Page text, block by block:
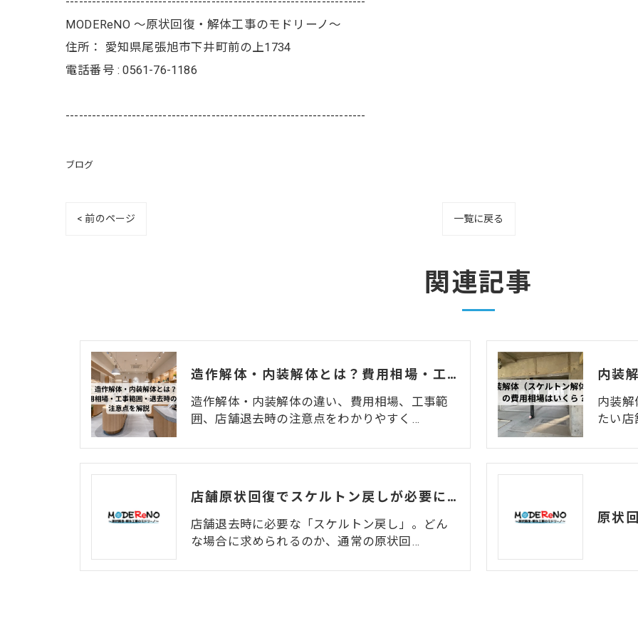
MODEReNO ～原状回復・解体工事のモドリーノ～
住所： 愛知県尾張旭市下井町前の上1734
電話番号 :0561-76-1186
--------------------------------------------------------------------
ブログ
< 前のページ 一覧に戻る
関連記事
造作解体・内装解体とは？費用相場・工事範囲・退去時の注意点を解説
造作解体・内装解体の違い、費用相場、工事範
囲、店舗退去時の注意点をわかりやすく…
内装解
たい店
店舗原状回復でスケルトン戻しが必要になるケースとは？
店舗退去時に必要な「スケルトン戻し」。どん
な場合に求められるのか、通常の原状回…